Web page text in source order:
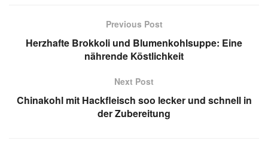
Previous Post
Herzhafte Brokkoli und Blumenkohlsuppe: Eine
nährende Köstlichkeit
Next Post
Chinakohl mit Hackfleisch soo lecker und schnell in
der Zubereitung